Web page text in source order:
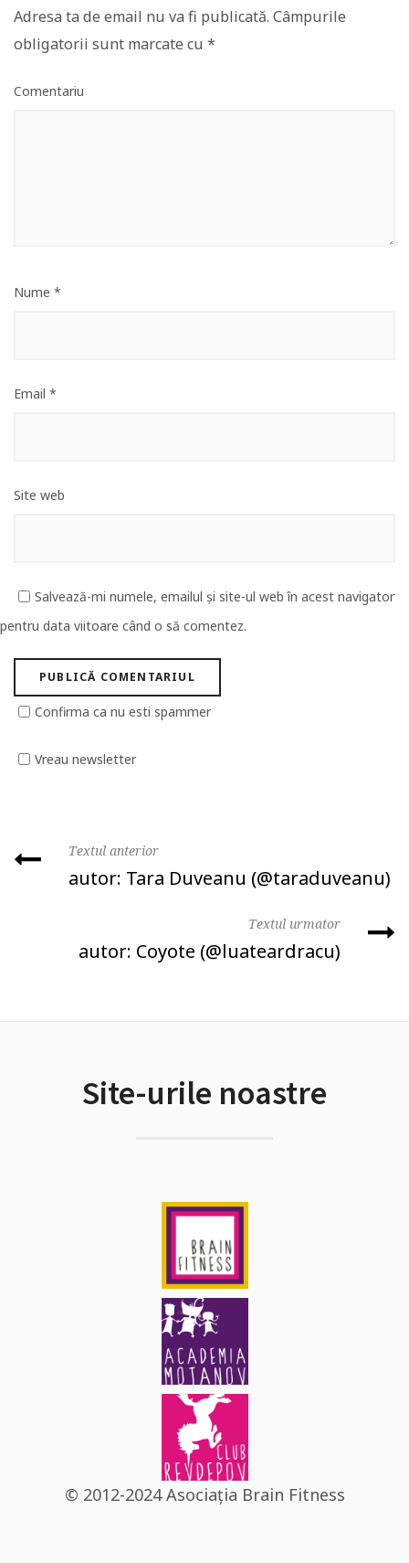
Adresa ta de email nu va fi publicată. Câmpurile
obligatorii sunt marcate cu *
Comentariu
Nume *
Email *
Site web
Salvează-mi numele, emailul și site-ul web în acest navigator
pentru data viitoare când o să comentez.
Confirma ca nu esti spammer
Vreau newsletter
Textul anterior
autor: Tara Duveanu (@taraduveanu)
Textul urmator
autor: Coyote (@luateardracu)
Site-urile noastre
© 2012-2024 Asociația Brain Fitness